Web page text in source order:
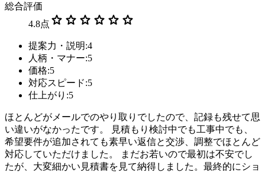
総合評価
4.8点 star star star star star star
提案力・説明:4
人柄・マナー:5
価格:5
対応スピード:5
仕上がり:5
ほとんどがメールでのやり取りでしたので、記録も残せて思
い違いがなかったです。 見積もり検討中でも工事中でも、
希望要件が追加されても素早い返信と交渉、調整でほとんど
対応していただけました。 まだお若いので最初は不安でし
たが、大変細かい見積書を見て納得しました。最終的にショ